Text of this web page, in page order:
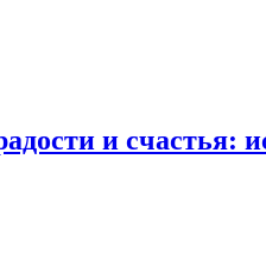
и счастья: